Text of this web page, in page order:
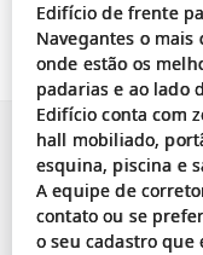
Edifício de frente
Navegantes o mais
onde estão os
padarias e ao lado
Edifício conta com
hall mobiliado,
esquina, piscina e
A equipe de
contato ou se
o seu cadastro que